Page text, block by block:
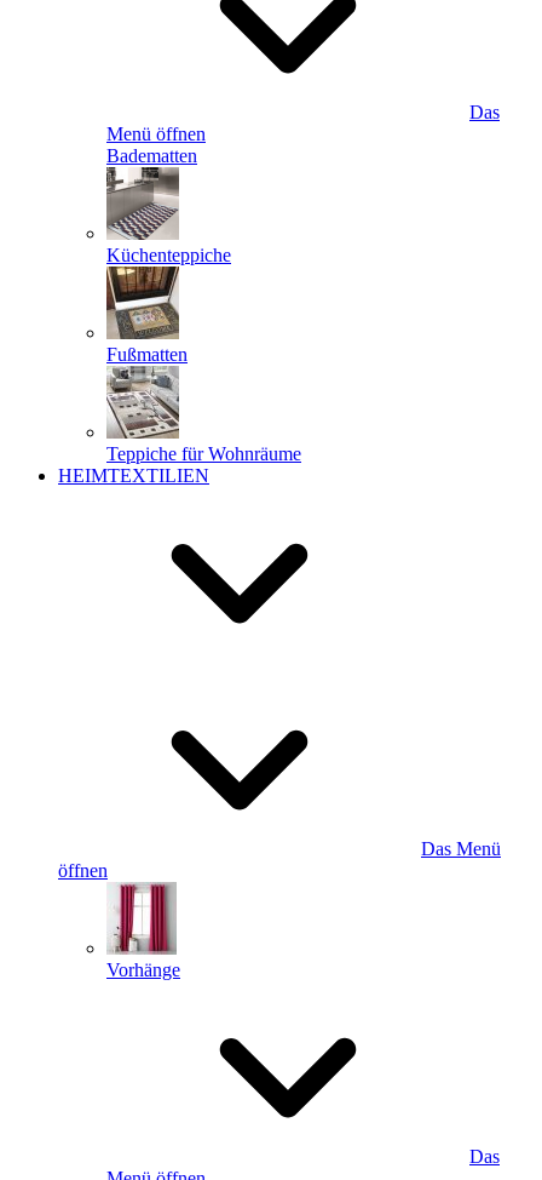
Das
Menü öffnen
Badematten
Küchenteppiche
Fußmatten
Teppiche für Wohnräume
HEIMTEXTILIEN
Das Menü
öffnen
Vorhänge
Das